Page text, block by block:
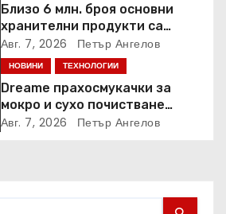
Близо 6 млн. броя основни
хранителни продукти са
закупени от „Кошница с
грижа“ в Kaufland от старта на
кампанията
Авг. 7, 2026 Петър Ангелов
НОВИНИ ТЕХНОЛОГИИ
Dreame прахосмукачки за
мокро и сухо почистване
надхвърлиха 2 000 патентни
Авг. 7, 2026 Петър Ангелов